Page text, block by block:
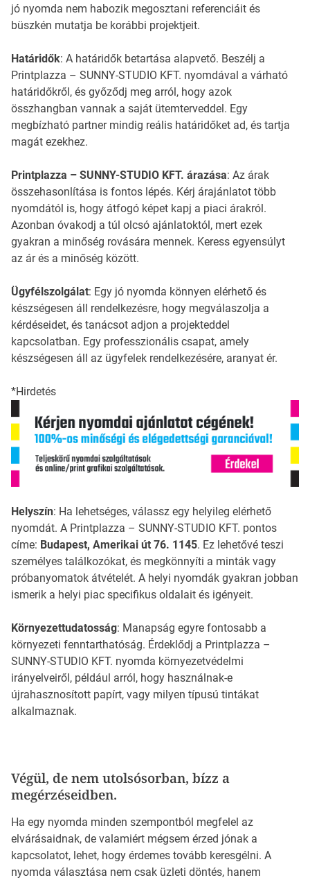
jó nyomda nem habozik megosztani referenciáit és
büszkén mutatja be korábbi projektjeit.
Határidők: A határidők betartása alapvető. Beszélj a
Printplazza – SUNNY-STUDIO KFT. nyomdával a várható
határidőkről, és győződj meg arról, hogy azok
összhangban vannak a saját ütemterveddel. Egy
megbízható partner mindig reális határidőket ad, és tartja
magát ezekhez.
Printplazza – SUNNY-STUDIO KFT. árazása: Az árak
összehasonlítása is fontos lépés. Kérj árajánlatot több
nyomdától is, hogy átfogó képet kapj a piaci árakról.
Azonban óvakodj a túl olcsó ajánlatoktól, mert ezek
gyakran a minőség rovására mennek. Keress egyensúlyt
az ár és a minőség között.
Ügyfélszolgálat: Egy jó nyomda könnyen elérhető és
készségesen áll rendelkezésre, hogy megválaszolja a
kérdéseidet, és tanácsot adjon a projekteddel
kapcsolatban. Egy professzionális csapat, amely
készségesen áll az ügyfelek rendelkezésére, aranyat ér.
*Hirdetés
Helyszín: Ha lehetséges, válassz egy helyileg elérhető
nyomdát. A Printplazza – SUNNY-STUDIO KFT. pontos
címe: Budapest, Amerikai út 76. 1145. Ez lehetővé teszi
személyes találkozókat, és megkönnyíti a minták vagy
próbanyomatok átvételét. A helyi nyomdák gyakran jobban
ismerik a helyi piac specifikus oldalait és igényeit.
Környezettudatosság: Manapság egyre fontosabb a
környezeti fenntarthatóság. Érdeklődj a Printplazza –
SUNNY-STUDIO KFT. nyomda környezetvédelmi
irányelveiről, például arról, hogy használnak-e
újrahasznosított papírt, vagy milyen típusú tintákat
alkalmaznak.
Végül, de nem utolsósorban, bízz a
megérzéseidben.
Ha egy nyomda minden szempontból megfelel az
elvárásaidnak, de valamiért mégsem érzed jónak a
kapcsolatot, lehet, hogy érdemes tovább keresgélni. A
nyomda választása nem csak üzleti döntés, hanem